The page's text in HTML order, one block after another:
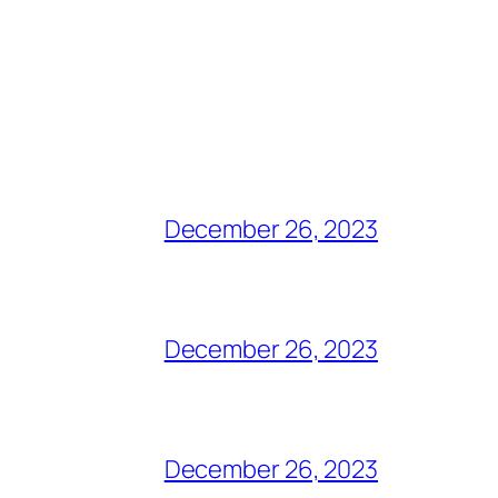
December 26, 2023
December 26, 2023
December 26, 2023